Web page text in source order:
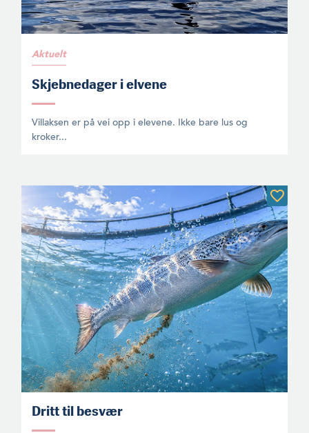
Aktuelt
Skjebnedager i elvene
Villaksen er på vei opp i elevene. Ikke bare lus og
kroker...
Dritt til besvær